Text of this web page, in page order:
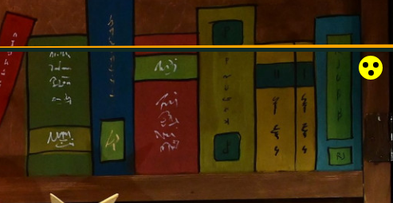
RÓZSAKERT SZABADTÉRI SZÍNPAD KAPCSOLAT EN